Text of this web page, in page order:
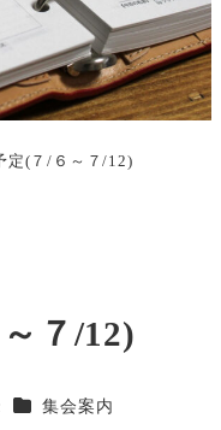
定(７/６～７/12)
７/12)
カテゴリー
集会案内